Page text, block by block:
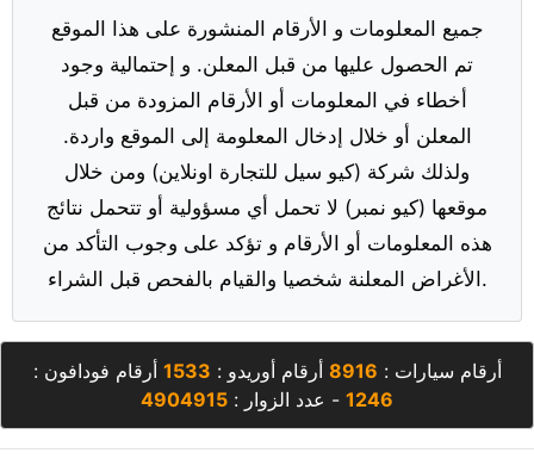
جميع المعلومات و الأرقام المنشورة على هذا الموقع
تم الحصول عليها من قبل المعلن. و إحتمالية وجود
أخطاء في المعلومات أو الأرقام المزودة من قبل
المعلن أو خلال إدخال المعلومة إلى الموقع واردة.
ولذلك شركة (كيو سيل للتجارة اونلاين) ومن خلال
موقعها (كيو نمبر) لا تحمل أي مسؤولية أو تتحمل نتائج
هذه المعلومات أو الأرقام و تؤكد على وجوب التأكد من
الأغراض المعلنة شخصيا والقيام بالفحص قبل الشراء.
أرقام سيارات : 8916 أرقام أوريدو : 1533 أرقام فودافون :
1246 - عدد الزوار : 4904915